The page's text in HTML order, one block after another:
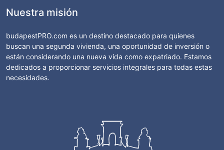
Nuestra misión
budapestPRO.com es un destino destacado para quienes
buscan una segunda vivienda, una oportunidad de inversión o
están considerando una nueva vida como expatriado. Estamos
dedicados a proporcionar servicios integrales para todas estas
necesidades.